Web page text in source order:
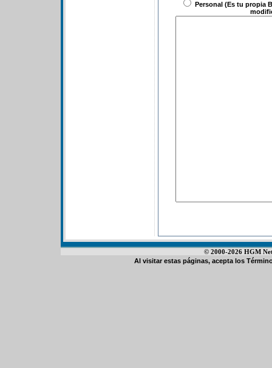
Personal (Es tu propia
© 2000-2026 HGM
Al visitar estas páginas, acepta los